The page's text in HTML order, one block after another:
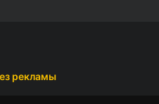
рекламы